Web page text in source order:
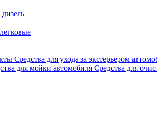
Средства для ухода за экстерьером
для мойки автомобиля Средства для